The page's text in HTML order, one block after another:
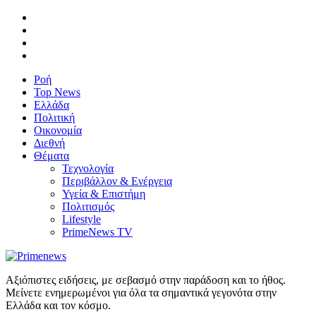
Ροή
Top News
Ελλάδα
Πολιτική
Οικονομία
Διεθνή
Θέματα
Τεχνολογία
Περιβάλλον & Ενέργεια
Υγεία & Επιστήμη
Πολιτισμός
Lifestyle
PrimeNews TV
Αξιόπιστες ειδήσεις, με σεβασμό στην παράδοση και το ήθος.
Μείνετε ενημερωμένοι για όλα τα σημαντικά γεγονότα στην
Ελλάδα και τον κόσμο.